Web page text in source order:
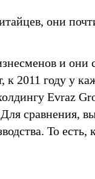
они
и
к 2011 году у
Evraz
сравнения,
То